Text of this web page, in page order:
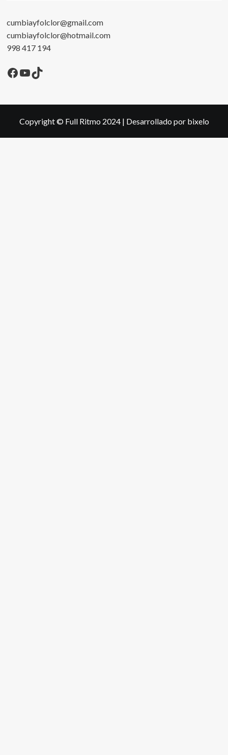
cumbiayfolclor@gmail.com
cumbiayfolclor@hotmail.com
998 417 194
Facebook
YouTube
TikTok
Copyright © Full Ritmo 2024 | Desarrollado por bixelo